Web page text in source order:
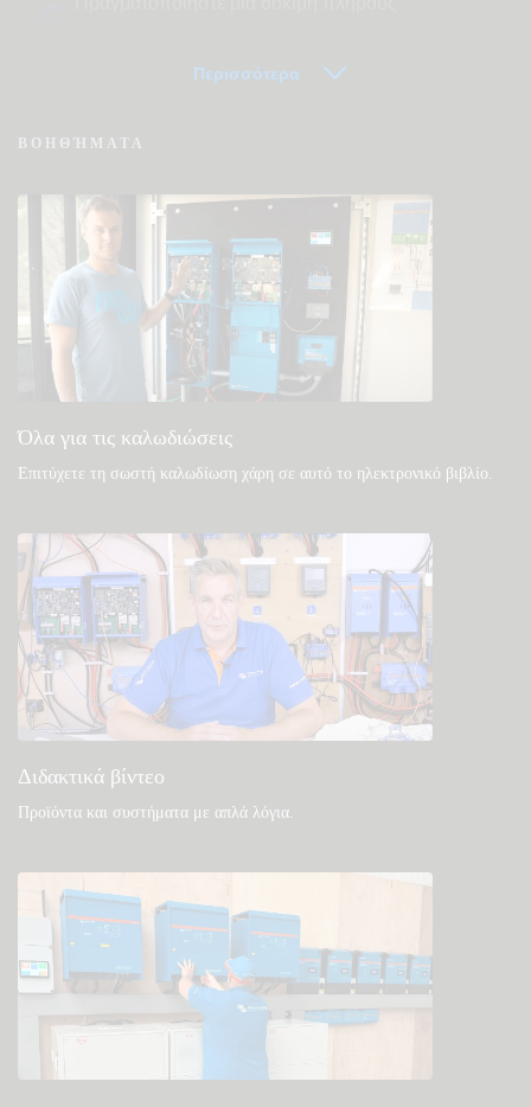
Συχνές ερωτήσεις για VRM - Εξ Αποστάσεως
Δείτε στη γνωσιακή βάση της κοινότητάς μας
Γενικές λήψεις & τεκμηρίωση
Περισσότερα
ΒΟΗΘΉΜΑΤΑ
Όλα για τις καλωδιώσεις
Επιτύχετε τη σωστή καλωδίωση χάρη σε αυτό το ηλεκτρονικό βιβλίο.
Διδακτικά βίντεο
Προϊόντα και συστήματα με απλά λόγια.